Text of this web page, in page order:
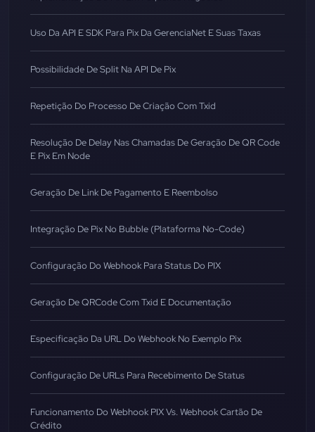
Uso Da API E SDK Para Pix Da GerenciaNet E Suas Taxas
Possibilidade De Split Na API De Pix
Repetição Do Processo De Criação Com Txid
Resolução De Delay Nas Chamadas De Geração De QR Code
E Pix Em Node
Geração De Link De Pagamento E Reembolso
Integração De Pix No Bubble (Plataforma No-Code)
Configuração Do Webhook Para Status Do PIX
Geração De QRCode Com Txid E Documentação
Especificação Da URL Do Webhook No Exemplo Pix
Configuração De URLs Para Recebimento De Status
Funcionamento Do Webhook PIX Vs. Webhook Cartão De
Crédito